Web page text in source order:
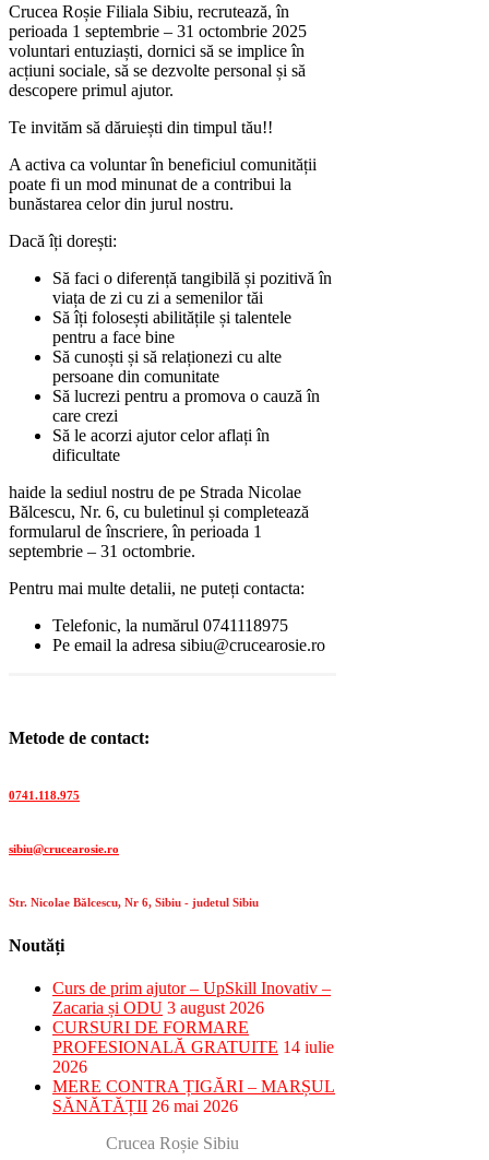
Crucea Roșie Filiala Sibiu, recrutează, în
perioada 1 septembrie – 31 octombrie 2025
voluntari entuziaști, dornici să se implice în
acțiuni sociale, să se dezvolte personal și să
descopere primul ajutor.
Te invităm să dăruiești din timpul tău!!
A activa ca voluntar în beneficiul comunității
poate fi un mod minunat de a contribui la
bunăstarea celor din jurul nostru.
Dacă îți dorești:
Să faci o diferență tangibilă și pozitivă în
viața de zi cu zi a semenilor tăi
Să îți folosești abilitățile și talentele
pentru a face bine
Să cunoști și să relaționezi cu alte
persoane din comunitate
Să lucrezi pentru a promova o cauză în
care crezi
Să le acorzi ajutor celor aflați în
dificultate
haide la sediul nostru de pe Strada Nicolae
Bălcescu, Nr. 6, cu buletinul și completează
formularul de înscriere, în perioada 1
septembrie – 31 octombrie.
Pentru mai multe detalii, ne puteți contacta:
Telefonic, la numărul 0741118975
Pe email la adresa sibiu@crucearosie.ro
Metode de contact:
0741.118.975
sibiu@crucearosie.ro
Str. Nicolae Bălcescu, Nr 6, Sibiu - judetul Sibiu
Noutăți
Curs de prim ajutor – UpSkill Inovativ –
Zacaria și ODU 3 august 2026
CURSURI DE FORMARE
PROFESIONALĂ GRATUITE 14 iulie
2026
MERE CONTRA ȚIGĂRI – MARȘUL
SĂNĂTĂȚII 26 mai 2026
Crucea Roșie Sibiu